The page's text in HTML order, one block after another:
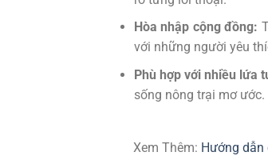
Hòa nhập cộng đồng:
với những người yêu
Phù hợp với nhiều lứa
sống nông trại mơ ước.
Xem Thêm: Hướng dẫn